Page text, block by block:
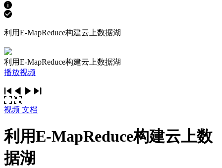
利用E-MapReduce构建云上数据湖
利用E-MapReduce构建云上数据湖
播放视频
视频 文档
利用E-MapReduce构建云上数
据湖